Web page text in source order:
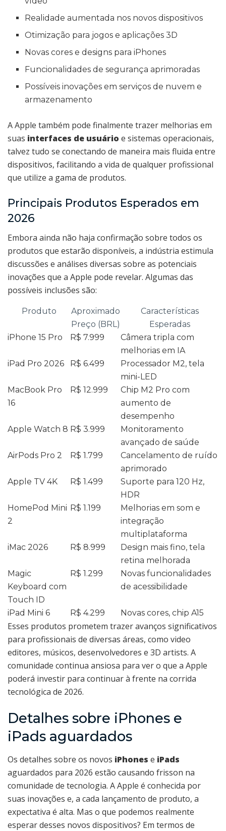
Realidade aumentada nos novos dispositivos
Otimização para jogos e aplicações 3D
Novas cores e designs para iPhones
Funcionalidades de segurança aprimoradas
Possíveis inovações em serviços de nuvem e
armazenamento
A Apple também pode finalmente trazer melhorias em
suas interfaces de usuário e sistemas operacionais,
talvez tudo se conectando de maneira mais fluida entre
dispositivos, facilitando a vida de qualquer profissional
que utilize a gama de produtos.
Principais Produtos Esperados em
2026
Embora ainda não haja confirmação sobre todos os
produtos que estarão disponíveis, a indústria estimula
discussões e análises diversas sobre as potenciais
inovações que a Apple pode revelar. Algumas das
possíveis inclusões são:
Produto
Aproximado
Preço (BRL)
Características
Esperadas
iPhone 15 Pro
R$ 7.999
Câmera tripla com
melhorias em IA
iPad Pro 2026
R$ 6.499
Processador M2, tela
mini-LED
MacBook Pro
16
R$ 12.999
Chip M2 Pro com
aumento de
desempenho
Apple Watch 8 R$ 3.999
Monitoramento
avançado de saúde
AirPods Pro 2
R$ 1.799
Cancelamento de ruído
aprimorado
Apple TV 4K
R$ 1.499
Suporte para 120 Hz,
HDR
HomePod Mini
2
R$ 1.199
Melhorias em som e
integração
multiplataforma
iMac 2026
R$ 8.999
Design mais fino, tela
retina melhorada
Magic
Keyboard com
Touch ID
R$ 1.299
Novas funcionalidades
de acessibilidade
iPad Mini 6 R$ 4.299 Novas cores, chip A15
Esses produtos prometem trazer avanços significativos
para profissionais de diversas áreas, como video
editores, músicos, desenvolvedores e 3D artists. A
comunidade continua ansiosa para ver o que a Apple
poderá investir para continuar à frente na corrida
tecnológica de 2026.
Detalhes sobre iPhones e
iPads aguardados
Os detalhes sobre os novos iPhones e iPads
aguardados para 2026 estão causando frisson na
comunidade de tecnologia. A Apple é conhecida por
suas inovações e, a cada lançamento de produto, a
expectativa é alta. Mas o que podemos realmente
esperar desses novos dispositivos? Em termos de